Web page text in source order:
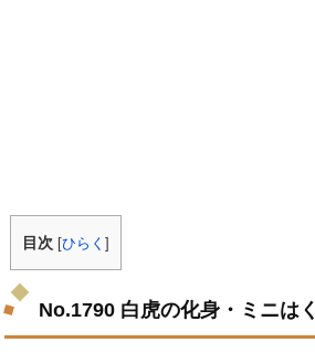
目次 [ひらく]
No.1790 白虎の化身・ミニはく